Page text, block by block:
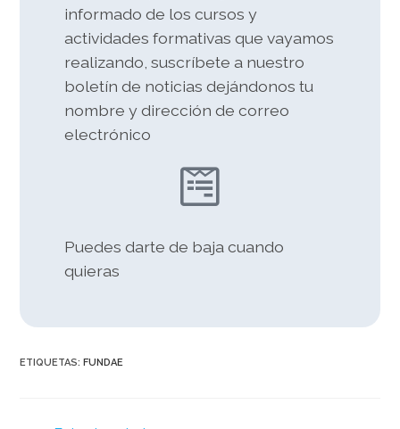
informado de los cursos y
actividades formativas que vayamos
realizando, suscríbete a nuestro
boletín de noticias dejándonos tu
nombre y dirección de correo
electrónico
Puedes darte de baja cuando
quieras
ETIQUETAS:FUNDAE